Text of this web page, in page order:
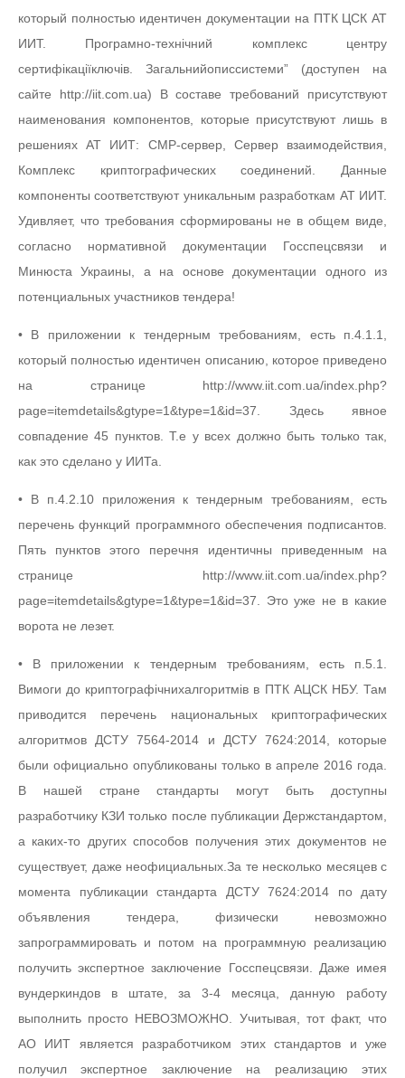
который полностью идентичен документации на ПТК ЦСК АТ
ИИТ. Програмно-технічний комплекс центру
сертифікаціїключів. Загальнийописсистеми” (доступен на
сайте http://iit.com.ua) В составе требований присутствуют
наименования компонентов, которые присутствуют лишь в
решениях АТ ИИТ: CMP-сервер, Сервер взаимодействия,
Комплекс криптографических соединений. Данные
компоненты соответствуют уникальным разработкам АТ ИИТ.
Удивляет, что требования сформированы не в общем виде,
согласно нормативной документации Госспецсвязи и
Минюста Украины, а на основе документации одного из
потенциальных участников тендера!
• В приложении к тендерным требованиям, есть п.4.1.1,
который полностью идентичен описанию, которое приведено
на странице http://www.iit.com.ua/index.php?
page=itemdetails&gtype=1&type=1&id=37. Здесь явное
совпадение 45 пунктов. Т.е у всех должно быть только так,
как это сделано у ИИТа.
• В п.4.2.10 приложения к тендерным требованиям, есть
перечень функций программного обеспечения подписантов.
Пять пунктов этого перечня идентичны приведенным на
странице http://www.iit.com.ua/index.php?
page=itemdetails&gtype=1&type=1&id=37. Это уже не в какие
ворота не лезет.
• В приложении к тендерным требованиям, есть п.5.1.
Вимоги до криптографічнихалгоритмів в ПТК АЦСК НБУ. Там
приводится перечень национальных криптографических
алгоритмов ДСТУ 7564-2014 и ДСТУ 7624:2014, которые
были официально опубликованы только в апреле 2016 года.
В нашей стране стандарты могут быть доступны
разработчику КЗИ только после публикации Держстандартом,
а каких-то других способов получения этих документов не
существует, даже неофициальных.За те несколько месяцев с
момента публикации стандарта ДСТУ 7624:2014 по дату
объявления тендера, физически невозможно
запрограммировать и потом на программную реализацию
получить экспертное заключение Госспецсвязи. Даже имея
вундеркиндов в штате, за 3-4 месяца, данную работу
выполнить просто НЕВОЗМОЖНО. Учитывая, тот факт, что
АО ИИТ является разработчиком этих стандартов и уже
получил экспертное заключение на реализацию этих